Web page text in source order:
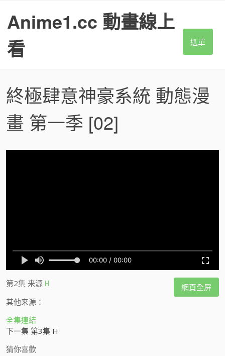
Anime1.cc 動畫線上
看
選單
終極肆意神豪系統 動態漫
畫 第一季 [02]
網頁全屏
第2集 来源 H
其他来源：
全集連結
下一集 第3集 H
猜你喜歡